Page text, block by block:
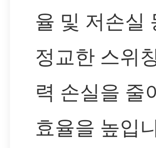
율 및 저손실
정교한 스위
력 손실을 줄
효율을 높입